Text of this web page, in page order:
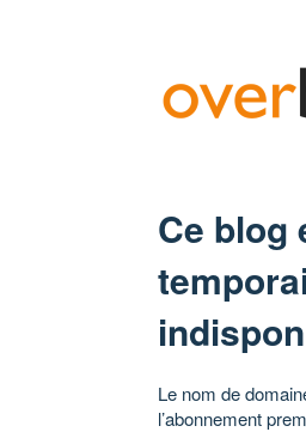
Ce blog
Le nom de
l’abonnement